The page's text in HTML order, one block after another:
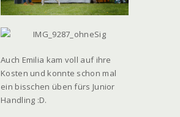
Auch Emilia kam voll auf ihre
Kosten und konnte schon mal
ein bisschen üben fürs Junior
Handling :D.